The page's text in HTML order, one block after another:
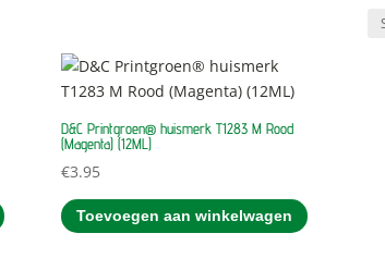
D&C Printgroen® huismerk T1283 M Rood
(Magenta) (12ML)
€3.95
Toevoegen aan winkelwagen